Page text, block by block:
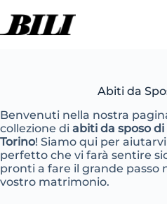
contenuto
Abiti da
Benvenuti nella nostra
collezione di abiti da sposo di
Torino! Siamo qui per
perfetto che vi farà sentire
pronti a fare il grande passo
vostro matrimonio.